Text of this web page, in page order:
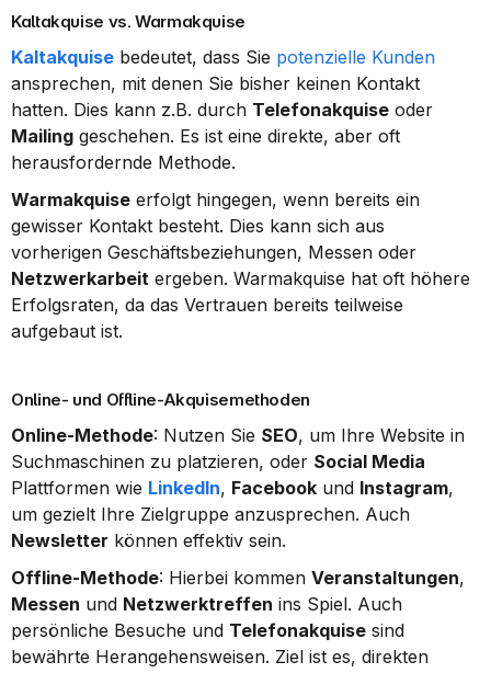
Kaltakquise vs. Warmakquise
Kaltakquise bedeutet, dass Sie potenzielle Kunden
ansprechen, mit denen Sie bisher keinen Kontakt
hatten. Dies kann z.B. durch Telefonakquise
Mailing geschehen. Es ist eine direkte, aber oft
herausfordernde Methode.
Warmakquise erfolgt hingegen, wenn bereits ein
gewisser Kontakt besteht. Dies kann sich aus
Netzwerkarbeit ergeben. Warmakquise hat oft höhere
Erfolgsraten, da das Vertrauen bereits teilweise
aufgebaut ist.
Online- und Offline-Akquisemethoden
Online-Methode: Nutzen Sie SEO, um Ihre Website in
Suchmaschinen zu platzieren, oder Social Media
Plattformen wie LinkedIn, Facebook und Instagram,
Newsletter können effektiv sein.
Offline-Methode: Hierbei kommen Veranstaltungen
Messen und Netzwerktreffen ins Spiel. Auch
persönliche Besuche und Telefonakquise sind
bewährte Herangehensweisen. Ziel ist es, direkten